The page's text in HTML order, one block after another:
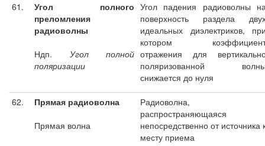
61.
Угол полного
преломления
радиоволны
Ндп. Угол полной
поляризации
Угол падения радиоволны
поверхность раздела
идеальных диэлектриков,
котором
отражения для
поляризованной
снижается до нуля
62.
Прямая радиоволна
Прямая волна
Радиоволна,
распространяющаяся
непосредственно от источника
месту приема